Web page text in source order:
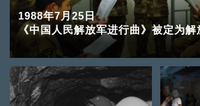
1988年7月25日
《中国人民解放军进行曲》被定为解